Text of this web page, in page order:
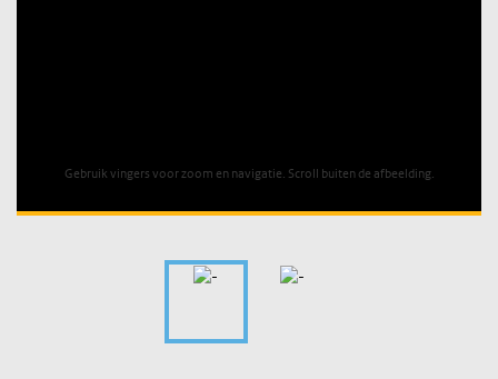
Gebruik vingers voor zoom en navigatie. Scroll buiten de afbeelding.